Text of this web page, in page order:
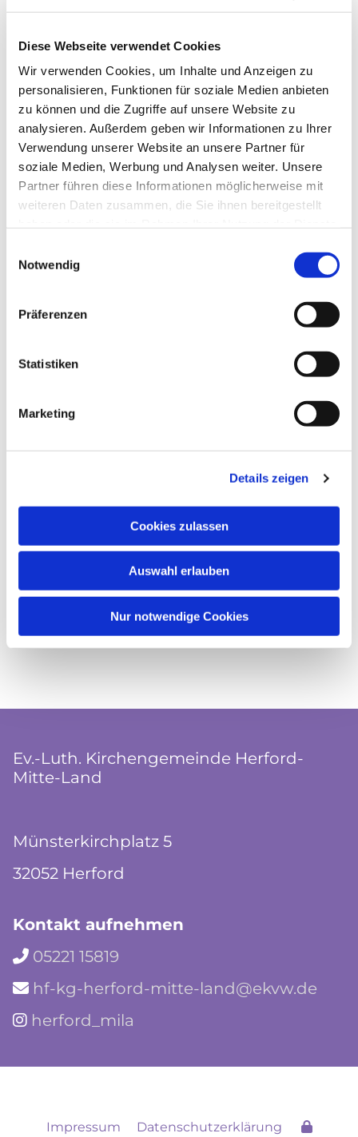
Diese Webseite verwendet Cookies
Wir verwenden Cookies, um Inhalte und Anzeigen zu
personalisieren, Funktionen für soziale Medien anbieten
zu können und die Zugriffe auf unsere Website zu
analysieren. Außerdem geben wir Informationen zu Ihrer
Verwendung unserer Website an unsere Partner für
soziale Medien, Werbung und Analysen weiter. Unsere
Partner führen diese Informationen möglicherweise mit
weiteren Daten zusammen, die Sie ihnen bereitgestellt
Notwendig
Präferenzen
Statistiken
Marketing
Details zeigen
Cookies zulassen
Auswahl erlauben
Nur notwendige Cookies
Dies könnte Sie auch
Ev.-Luth. Kirchengemeinde Herford-
Mitte-Land
Münsterkirchplatz 5
32052 Herford
Kontakt aufnehmen
 05221 15819
 hf-kg-herford-mitte-land@ekvw.de
 herford_mila
Impressum Datenschutzerklärung